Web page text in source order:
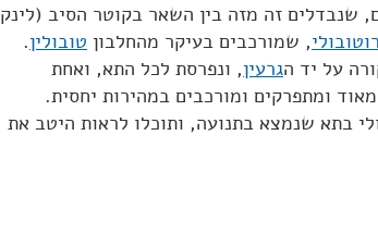
שנבדלים זה מזה בין השאר בקוטר הסיב (לינק
, שמורכבים בעיקר מהחלבון טובולין.
על יד הגרעין, ונפרסת לכל התא, ואחת
ומתפרקים ומורכבים במהירות יחסית.
בתא שנמצא בתנועה, ותוכלו לראות היטב את